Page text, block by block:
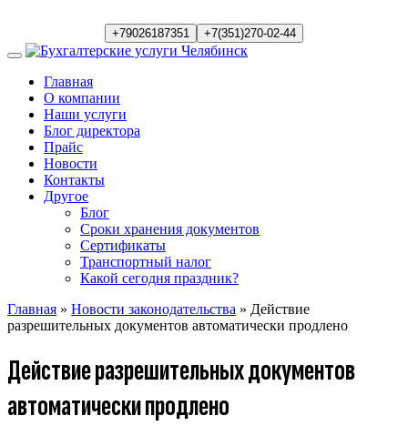
+79026187351 +7(351)270-02-44
Главная
О компании
Наши услуги
Блог директора
Прайс
Новости
Контакты
Другое
Блог
Сроки хранения документов
Сертификаты
Транспортный налог
Какой сегодня праздник?
Главная » Новости законодательства » Действие
разрешительных документов автоматически продлено
Действие разрешительных документов
автоматически продлено